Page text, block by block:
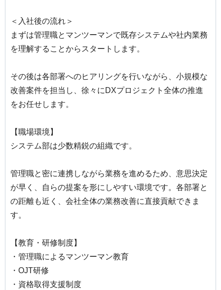
＜入社後の流れ＞
まずは管理職とマンツーマンで既存システムや社内業務
を理解することからスタートします。
その後は各部署へのヒアリングを行いながら、小規模な
改善案件を担当し、徐々にDXプロジェクト全体の推進
をお任せします。
【職場環境】
システム部は少数精鋭の組織です。
管理職と密に連携しながら業務を進めるため、意思決定
が早く、自らの提案を形にしやすい環境です。各部署と
の距離も近く、会社全体の業務改善に直接貢献できま
す。
【教育・研修制度】
・管理職によるマンツーマン教育
・OJT研修
・資格取得支援制度